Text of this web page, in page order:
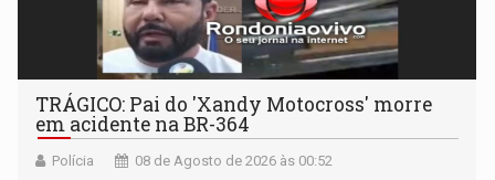
TRÁGICO: Pai do 'Xandy Motocross' morre
em acidente na BR-364
Polícia 08 de Agosto de 2026 às 00:52